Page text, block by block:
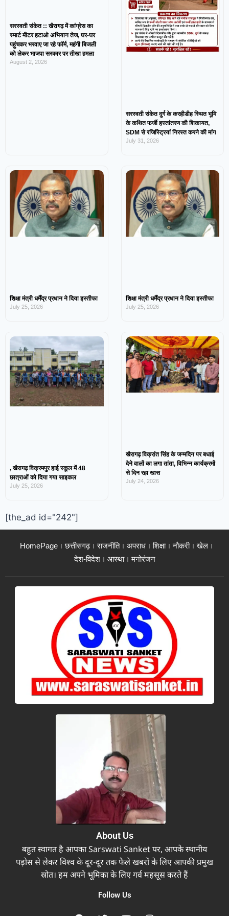
सरस्वती संकेत :: खैरागढ़ में कांग्रेस का
स्मार्ट मीटर हटाओ अभियान तेज, घर-घर
पहुंचकर भरवाए जा रहे फॉर्म, महंगी बिजली
को लेकर भाजपा सरकार पर तीखा हमला
August 2, 2026
सरस्वती संकेत दुर्ग के करहीडीह स्थित भूमि
के कथित फर्जी हस्तांतरण की शिकायत,
SDM से रजिस्ट्रियां निरस्त करने की मांग
July 31, 2026
शिक्षा मंत्री धर्मेंद्र प्रधान ने दिया इस्तीफा
July 25, 2026
शिक्षा मंत्री धर्मेंद्र प्रधान ने दिया इस्तीफा
July 25, 2026
, खैरागढ़ विक्रमपुर हाई स्कूल में 48
छात्राओं को दिया गया साइकल
July 25, 2026
खैरागढ़ विक्रांत सिंह के जन्मदिन पर बधाई
देने वालों का लगा तांता, विभिन्न कार्यक्रमों
से दिन रहा खास
July 24, 2026
[the_ad id="242"]
HomePage छत्तीसगढ़ राजनीति अपराध शिक्षा नौकरी
खेल
देश-विदेश
आस्था मनोरंजन
About Us
बहुत स्वागत है आपका Sarswati Sanket पर, आपके स्थानीय
पड़ोस से लेकर विश्व के दूर-दूर तक फैले खबरों के लिए आपकी प्रमुख
स्रोत। हम अपने भूमिका के लिए गर्व महसूस करते हैं
Follow Us